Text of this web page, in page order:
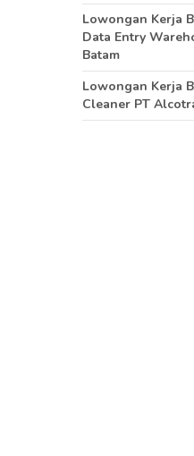
Lowongan Kerja
Data Entry
Batam
Lowongan Kerja
Cleaner PT